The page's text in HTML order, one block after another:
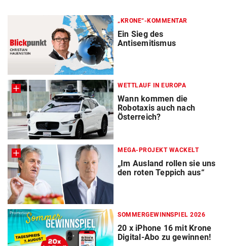
„KRONE“-KOMMENTAR
Ein Sieg des
Antisemitismus
WETTLAUF IN EUROPA
Wann kommen die
Robotaxis auch nach
Österreich?
MEGA-PROJEKT WACKELT
„Im Ausland rollen sie uns
den roten Teppich aus“
Promotion SOMMERGEWINNSPIEL 2026
20 x iPhone 16 mit Krone
Digital-Abo zu gewinnen!